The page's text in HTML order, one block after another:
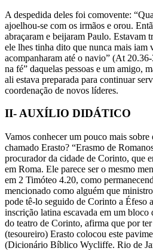
A despedida deles foi comovente:
ajoelhou-se com os irmãos e orou.
abraçaram e beijaram Paulo. Estavam
ele lhes tinha dito que nunca mais iam
acompanharam até o navio” (At
na fé” daquelas pessoas e um amigo,
ali estava preparada para continuar
coordenação de novos líderes.
II- AUXÍLIO DIDÁTICO
Vamos conhecer um pouco mais
chamado Erasto? “Erasmo de
procurador da cidade de Corinto, que
em Roma. Ele parece ser o mesmo
em 2 Timóteo 4.20, como
mencionado como alguém que
pode tê-lo seguido de Corinto a Éfeso
inscrição latina escavada em um bloco
do teatro de Corinto, afirma que por
(tesoureiro) Erasto colocou este
(Dicionário Bíblico Wycliffe. Rio de